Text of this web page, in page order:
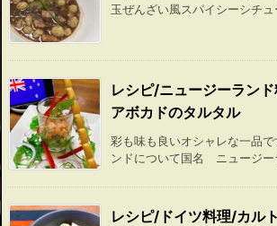
玉ぜんざい風スパイシーシチ
レシピ/ニュージーラン
アボカドのタルタル
彩も味も良いオシャレな一品
ンドについて国名 ニュージー
レシピ/ドイツ料理/カル